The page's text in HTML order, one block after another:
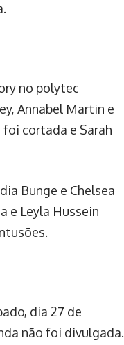
no polytec
Annabel Martin e
foi cortada e Sarah
Bunge e Chelsea
e Leyla Hussein
dia 27 de
não foi divulgada.